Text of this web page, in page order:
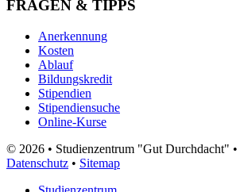
FRAGEN & TIPPS
Anerkennung
Kosten
Ablauf
Bildungskredit
Stipendien
Stipendiensuche
Online-Kurse
© 2026 • Studienzentrum "Gut Durchdacht" •
Datenschutz • Sitemap